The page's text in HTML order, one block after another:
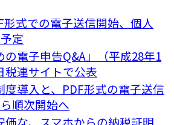
形式での電子送信開始、個人
定
の電子申告Q&A」（平成28年1
税連サイトで公表
導入と、PDF形式の電子送信
順次開始へ